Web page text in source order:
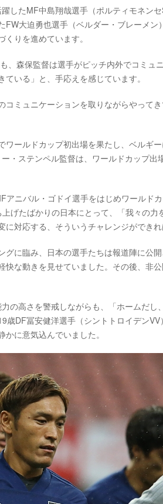
したMF中島翔哉選手（ポルティモネン
大迫勇也選手（ベルダー・ブレーメン
りを進めています。
、森保監督は選手がピッチ内外でコミュ
いる」と、手応えを感じています。
ミュニケーションを取りながらやって
ールドカップ初出場を果たし、ベルギー
・ステンペル監督は、ワールドカップ出
ニバル・ゴドイ選手をはじめワールド
げたばかりの日本にとって、「我々の力
対応する、そういうチャレンジができれ
に臨み、日本の選手たちは報道陣に公
な動きを見せていました。その後、非
の高さを警戒しながらも、「ホームだし
DF冨安健洋選手（シントトロイデン
に意気込んでいました。